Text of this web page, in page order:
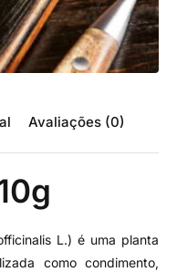
Avaliações (0)
L.) é uma planta
como condimento,